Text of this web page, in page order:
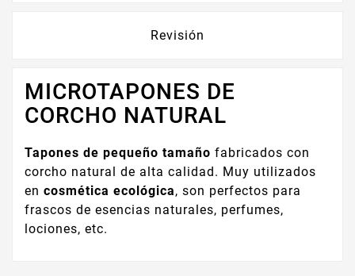
Revisión
MICROTAPONES DE
CORCHO NATURAL
Tapones de pequeño tamaño fabricados con
corcho natural de alta calidad. Muy utilizados
en cosmética ecológica, son perfectos para
frascos de esencias naturales, perfumes,
lociones, etc.